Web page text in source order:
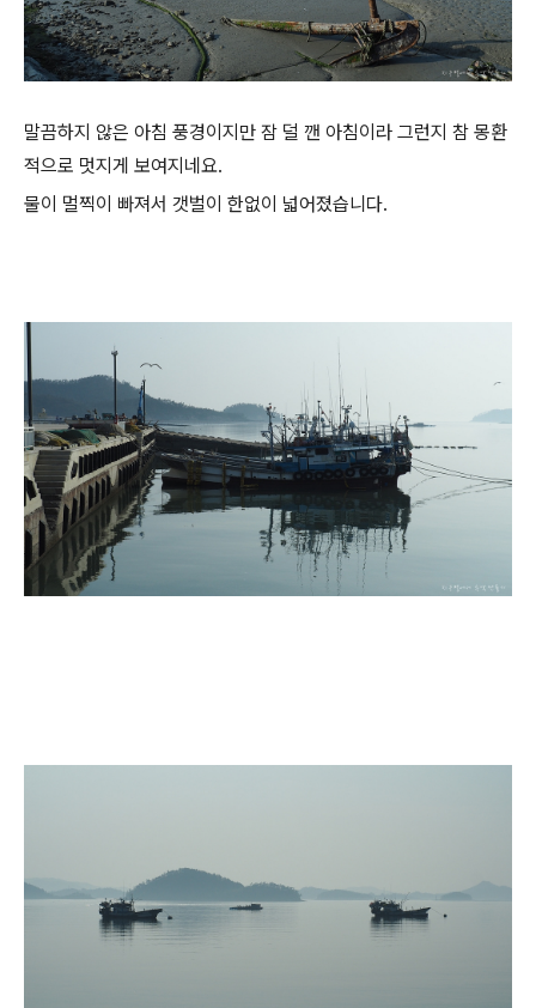
말끔하지 않은 아침 풍경이지만 잠 덜 깬 아침이라 그런지 참 몽환
적으로 멋지게 보여지네요.
물이 멀찍이 빠져서 갯벌이 한없이 넓어졌습니다.